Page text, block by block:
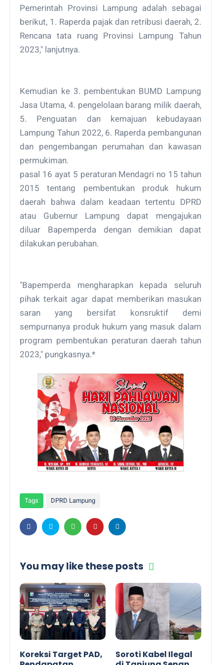
Pemerintah Provinsi Lampung adalah sebagai
berikut, 1. Raperda pajak dan retribusi daerah, 2.
Rencana tata ruang Provinsi Lampung Tahun
2023," lanjutnya.
Kemudian ke 3. pembentukan BUMD Lampung
Jasa Utama, 4. pengelolaan barang milik daerah,
5. Penguatan dan kemajuan kebudayaan
Lampung Tahun 2022, 6. Raperda pembangunan
dan pengembangan perumahan dan kawasan
permukiman.
pasal 16 ayat 5 peraturan Mendagri no 15 tahun
2015 tentang pembentukan produk hukum
daerah bahwa dalam keadaan tertentu DPRD
atau Gubernur Lampung dapat mengajukan
diluar Bapemperda dengan demikian dapat
dilakukan perubahan.
"Bapemperda mengharapkan kepada seluruh
pihak terkait agar dapat memberikan masukan
saran yang bersifat konsruktif demi
sempurnanya produk hukum yang masuk dalam
program pembentukan peraturan daerah tahun
2023," pungkasnya.*
Tags DPRD Lampung
You may like these posts
Koreksi Target PAD,
Soroti Kabel Ilegal